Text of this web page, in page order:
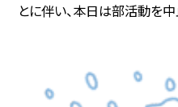
とに伴い、本日は部活動を